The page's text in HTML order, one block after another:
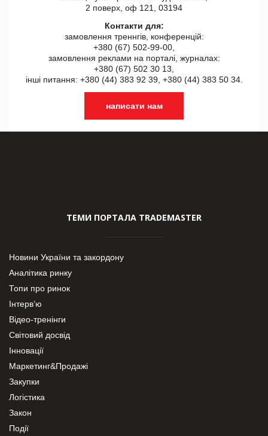
2 поверх, оф 121, 03194
Контакти для:
замовлення треннгів, конференцій:
+380 (67) 502-99-00,
замовлення реклами на порталі, журналах:
+380 (67) 502 30 13,
інші питання: +380 (44) 383 92 39, +380 (44) 383 50 34.
написати нам
ТЕМИ ПОРТАЛА TRADEMASTER
Новини України та закордону
Аналітика ринку
Топи про ринок
Інтерв’ю
Відео-тренінги
Світовий досвід
Інновації
Маркетинг&Продажі
Закупки
Логістика
Закон
Події